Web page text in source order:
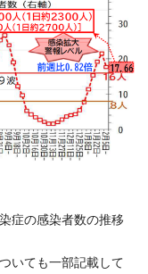
症の感染者数の推移
いても一部記載して